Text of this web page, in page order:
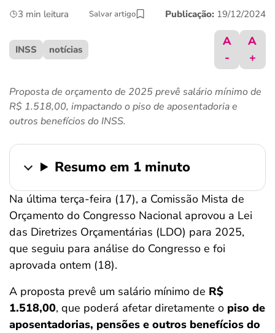
3 min leitura Salvar artigo Publicação: 19/12/2024
INSS notícias
A
-
A
+
Proposta de orçamento de 2025 prevê salário mínimo de
R$ 1.518,00, impactando o piso de aposentadoria e
outros benefícios do INSS.
Resumo em 1 minuto
Na última terça-feira (17), a Comissão Mista de
Orçamento do Congresso Nacional aprovou a Lei
das Diretrizes Orçamentárias (LDO) para 2025,
que seguiu para análise do Congresso e foi
aprovada ontem (18).
A proposta prevê um salário mínimo de R$
1.518,00, que poderá afetar diretamente o piso de
aposentadorias, pensões e outros benefícios do